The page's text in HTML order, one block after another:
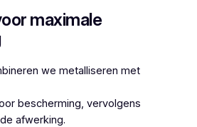
maximale
we metalliseren met
bescherming, vervolgens
afwerking.